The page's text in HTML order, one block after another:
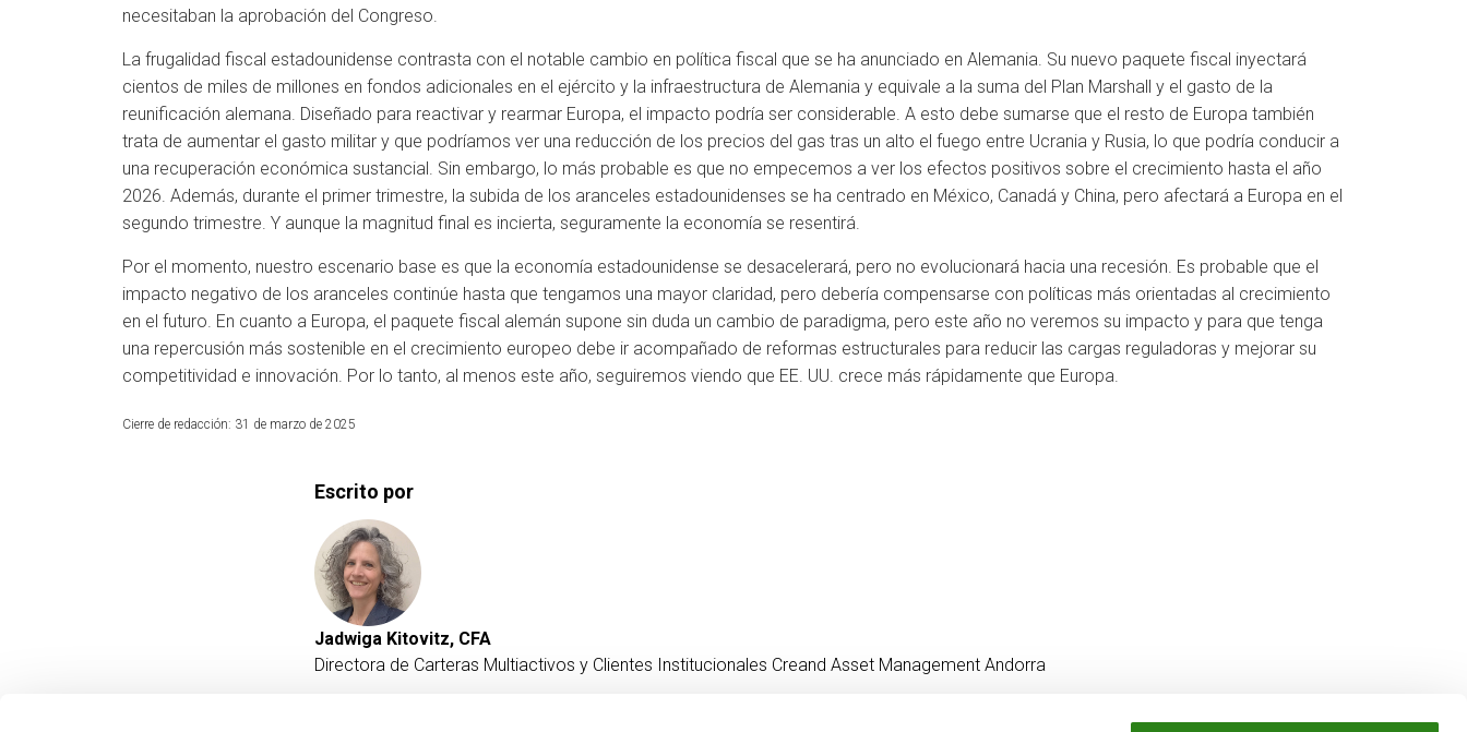
necesitaban la aprobación del Congreso.
La frugalidad fiscal estadounidense contrasta con el notable cambio en política fiscal que se ha anunciado en Alemania. Su nuevo paquete fiscal inyectará
cientos de miles de millones en fondos adicionales en el ejército y la infraestructura de Alemania y equivale a la suma del Plan Marshall y el gasto de la
reunificación alemana. Diseñado para reactivar y rearmar Europa, el impacto podría ser considerable. A esto debe sumarse que el resto de Europa también
trata de aumentar el gasto militar y que podríamos ver una reducción de los precios del gas tras un alto el fuego entre Ucrania y Rusia, lo que podría conducir a
una recuperación económica sustancial. Sin embargo, lo más probable es que no empecemos a ver los efectos positivos sobre el crecimiento hasta el año
2026. Además, durante el primer trimestre, la subida de los aranceles estadounidenses se ha centrado en México, Canadá y China, pero afectará a Europa en el
segundo trimestre. Y aunque la magnitud final es incierta, seguramente la economía se resentirá.
Por el momento, nuestro escenario base es que la economía estadounidense se desacelerará, pero no evolucionará hacia una recesión. Es probable que el
impacto negativo de los aranceles continúe hasta que tengamos una mayor claridad, pero debería compensarse con políticas más orientadas al crecimiento
en el futuro. En cuanto a Europa, el paquete fiscal alemán supone sin duda un cambio de paradigma, pero este año no veremos su impacto y para que tenga
una repercusión más sostenible en el crecimiento europeo debe ir acompañado de reformas estructurales para reducir las cargas reguladoras y mejorar su
competitividad e innovación. Por lo tanto, al menos este año, seguiremos viendo que EE. UU. crece más rápidamente que Europa.
Cierre de redacción: 31 de marzo de 2025
Escrito por
Jadwiga Kitovitz, CFA
Directora de Carteras Multiactivos y Clientes Institucionales Creand Asset Management Andorra